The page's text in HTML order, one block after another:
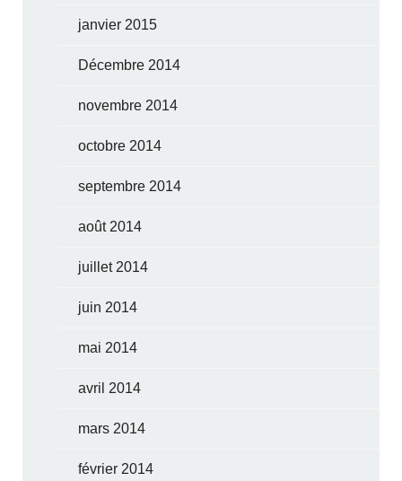
janvier 2015
Décembre 2014
novembre 2014
octobre 2014
septembre 2014
août 2014
juillet 2014
juin 2014
mai 2014
avril 2014
mars 2014
février 2014